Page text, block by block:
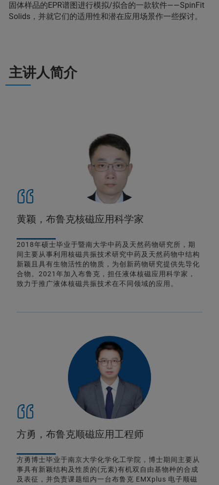
固体样品的EPR谱图进行模拟/拟合的一款软件——SpinFit
Solids，并就它们的适用性和潜在应用场景作一些探讨。
主讲人简介
黄颖，布鲁克核磁应用科学家
2018年硕士毕业于暨南大学中药及天然药物研究所，期
间主要从事利用核磁共振技术研究中药及天然药物中结构
新颖且具有生物活性的物质，为创新药物研究提供先导化
合物。2021年加入布鲁克，担任液体核磁应用科学家，
致力于推广液体核磁共振技术在不同领域的应用。
方勇，布鲁克顺磁应用工程师
方勇博士毕业于南京大学化学化工学院，博士期间主要从
事具有新颖结构及性质的(元素)有机双自由基物种的合成
及表征，并负责课题组内一台布鲁克 EMXplus 电子顺磁